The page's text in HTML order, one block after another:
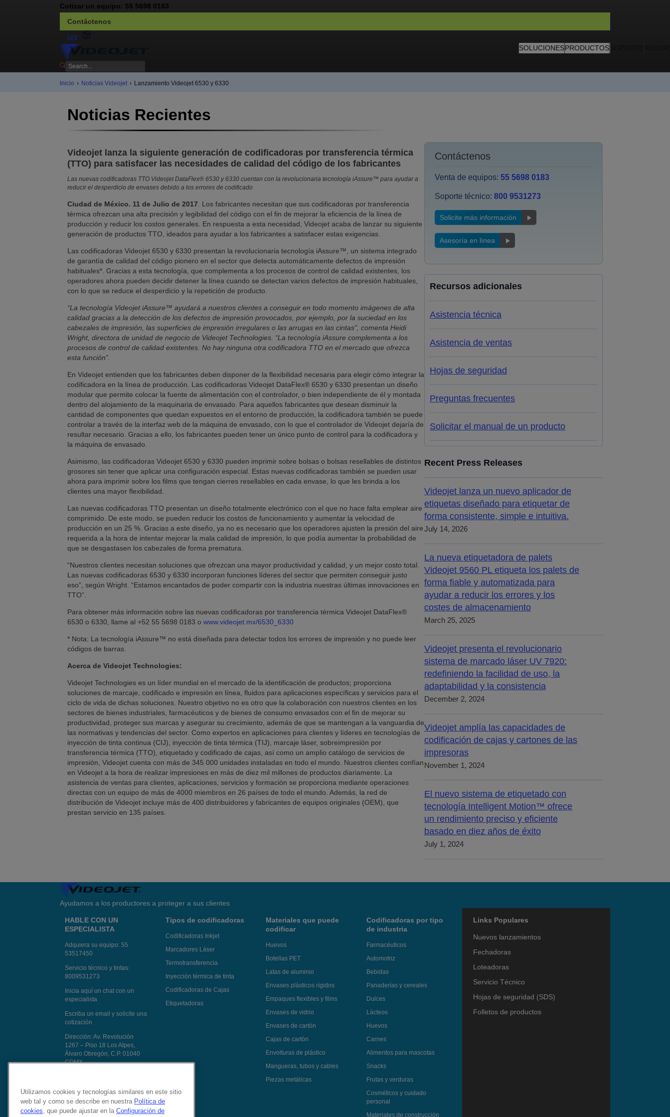
Cotizar un equipo: 55 5698 0183
Contáctenos
MX
SOLUCIONESPRODUCTOS
Inicio › Noticias Videojet › Lanzamiento Videojet 6530 y 6330
Noticias Recientes
Videojet lanza la siguiente generación de codificadoras por transferencia térmica
(TTO) para satisfacer las necesidades de calidad del código de los fabricantes
Las nuevas codificadoras TTO Videojet DataFlex® 6530 y 6330 cuentan con la revolucionaria tecnología iAssure™ para ayudar a
reducir el desperdicio de envases debido a los errores de codificado
Ciudad de México. 11 de Julio de 2017 . Los fabricantes necesitan que sus codificadoras por transferencia
térmica ofrezcan una alta precisión y legibilidad del código con el fin de mejorar la eficiencia de la línea de
producción y reducir los costos generales. En respuesta a esta necesidad, Videojet acaba de lanzar su siguiente
generación de productos TTO, ideados para ayudar a los fabricantes a satisfacer estas exigencias.
Las codificadoras Videojet 6530 y 6330 presentan la revolucionaria tecnología iAssure™, un sistema integrado
de garantía de calidad del código pionero en el sector que detecta automáticamente defectos de impresión
habituales*. Gracias a esta tecnología, que complementa a los procesos de control de calidad existentes, los
operadores ahora pueden decidir detener la línea cuando se detectan varios defectos de impresión habituales,
con lo que se reduce el desperdicio y la repetición de producto.
“La tecnología Videojet iAssure™ ayudará a nuestros clientes a conseguir en todo momento imágenes de alta
calidad gracias a la detección de los defectos de impresión provocados, por ejemplo, por la suciedad en los
cabezales de impresión, las superficies de impresión irregulares o las arrugas en las cintas”, comenta Heidi
Wright, directora de unidad de negocio de Videojet Technologies. “La tecnología iAssure complementa a los
procesos de control de calidad existentes. No hay ninguna otra codificadora TTO en el mercado que ofrezca
esta función”.
En Videojet entienden que los fabricantes deben disponer de la flexibilidad necesaria para elegir cómo integrar la
codificadora en la línea de producción. Las codificadoras Videojet DataFlex® 6530 y 6330 presentan un diseño
modular que permite colocar la fuente de alimentación con el controlador, o bien independiente de él y montada
dentro del alojamiento de la maquinaria de envasado. Para aquellos fabricantes que desean disminuir la
cantidad de componentes que quedan expuestos en el entorno de producción, la codificadora también se puede
controlar a través de la interfaz web de la máquina de envasado, con lo que el controlador de Videojet dejaría de
resultar necesario. Gracias a ello, los fabricantes pueden tener un único punto de control para la codificadora y
la máquina de envasado.
Asimismo, las codificadoras Videojet 6530 y 6330 pueden imprimir sobre bolsas o bolsas resellables de distintos
grosores sin tener que aplicar una configuración especial. Estas nuevas codificadoras también se pueden usar
ahora para imprimir sobre los films que tengan cierres resellables en cada envase, lo que les brinda a los
clientes una mayor flexibilidad.
Las nuevas codificadoras TTO presentan un diseño totalmente electrónico con el que no hace falta emplear aire
comprimido. De este modo, se pueden reducir los costos de funcionamiento y aumentar la velocidad de
producción en un 25 %. Gracias a este diseño, ya no es necesario que los operadores ajusten la presión del aire
requerida a la hora de intentar mejorar la mala calidad de impresión, lo que podía aumentar la probabilidad de
que se desgastasen los cabezales de forma prematura.
“Nuestros clientes necesitan soluciones que ofrezcan una mayor productividad y calidad, y un mejor costo total.
Las nuevas codificadoras 6530 y 6330 incorporan funciones líderes del sector que permiten conseguir justo
eso”, según Wright. “Estamos encantados de poder compartir con la industria nuestras últimas innovaciones en
TTO”.
Para obtener más información sobre las nuevas codificadoras por transferencia térmica Videojet DataFlex®
6530 o 6330, llame al +52 55 5698 0183 o www.videojet.mx/6530_6330
* Nota: La tecnología iAssure™ no está diseñada para detectar todos los errores de impresión y no puede leer
códigos de barras.
Acerca de Videojet Technologies:
Videojet Technologies es un líder mundial en el mercado de la identificación de productos; proporciona
soluciones de marcaje, codificado e impresión en línea, fluidos para aplicaciones específicas y servicios para el
ciclo de vida de dichas soluciones. Nuestro objetivo no es otro que la colaboración con nuestros clientes en los
sectores de bienes industriales, farmacéuticos y de bienes de consumo envasados con el fin de mejorar su
productividad, proteger sus marcas y asegurar su crecimiento, además de que se mantengan a la vanguardia de
las normativas y tendencias del sector. Como expertos en aplicaciones para clientes y líderes en tecnologías de
inyección de tinta continua (CIJ), inyección de tinta térmica (TIJ), marcaje láser, sobreimpresión por
transferencia térmica (TTO), etiquetado y codificado de cajas, así como un amplio catálogo de servicios de
impresión, Videojet cuenta con más de 345 000 unidades instaladas en todo el mundo. Nuestros clientes confían
en Videojet a la hora de realizar impresiones en más de diez mil millones de productos diariamente. La
asistencia de ventas para clientes, aplicaciones, servicios y formación se proporciona mediante operaciones
directas con un equipo de más de 4000 miembros en 26 países de todo el mundo. Además, la red de
distribución de Videojet incluye más de 400 distribuidores y fabricantes de equipos originales (OEM), que
prestan servicio en 135 países.
Contáctenos
Venta de equipos:55 5698 0183
Soporte técnico:800 9531273
Solicite más información
Asesoría en línea
Recursos adicionales
Asistencia técnica
Asistencia de ventas
Hojas de seguridad
Preguntas frecuentes
Solicitar el manual de un producto
Recent Press Releases
Videojet lanza un nuevo aplicador de
etiquetas diseñado para etiquetar de
forma consistente, simple e intuitiva.
July 14, 2026
La nueva etiquetadora de palets
Videojet 9560 PL etiqueta los palets de
forma fiable y automatizada para
ayudar a reducir los errores y los
costes de almacenamiento
March 25, 2025
Videojet presenta el revolucionario
sistema de marcado láser UV 7920:
redefiniendo la facilidad de uso, la
adaptabilidad y la consistencia
December 2, 2024
Videojet amplía las capacidades de
codificación de cajas y cartones de las
impresoras
November 1, 2024
El nuevo sistema de etiquetado con
tecnología Intelligent Motion™ ofrece
un rendimiento preciso y eficiente
basado en diez años de éxito
July 1, 2024
Ayudamos a los productores a proteger a sus clientes
HABLE CON UN
ESPECIALISTA
Adquiera su equipo: 55
53517450
Servicio técnico y tintas:
8009531273
Inicia aquí un chat con un
especialista
Escriba un email y solicite una
cotización
Dirección: Av. Revolución
1267 – Piso 18 Los Alpes,
Álvaro Obregón, C.P. 01040
CDMX
Síganos en:
Tipos de codificadoras
Codificadoras Inkjet
Marcadores Láser
Termotransferencia
Inyección térmica de tinta
Codificadoras de Cajas
Etiquetadoras
Materiales que puede
codificar
Huevos
Botellas PET
Latas de aluminio
Envases plásticos rígidos
Empaques flexibles y films
Envases de vidrio
Envases de cartón
Cajas de cartón
Envolturas de plástico
Mangueras, tubos y cables
Piezas metálicas
Codificadoras por tipo
de industria
Farmacéuticos
Automotriz
Bebidas
Panaderías y cereales
Dulces
Lácteos
Huevos
Carnes
Alimentos para mascotas
Snacks
Frutas y verduras
Cosméticos y cuidado
personal
Materiales de construcción
Links Populares
Nuevos lanzamientos
Fechadoras
Loteadoras
Servicio Técnico
Hojas de seguridad (SDS)
Folletos de productos
Utilizamos cookies y tecnologías similares en este sitio
web tal y como se describe en nuestra Política de
cookies, que puede ajustar en la Configuración de